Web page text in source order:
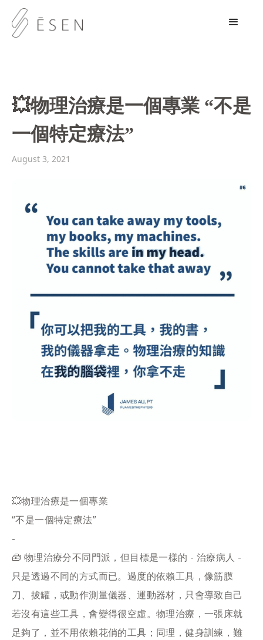
💥物理治療是一個專業 “不是
一個特定療法”
August 3, 2021
💥物理治療是一個專業
“不是一個特定療法”
-
🧰 物理治療分不同門派，但目標是一樣的 - 治療病人 -
只是透過不同的方式而已。過度的依賴工具，像筋膜
刀、拔罐，或動作測量儀器、運動器材，只會導致自己
若沒有這些工具，會變得很空虛。物理治療，一張床就
足夠了，並不用依賴花俏的工具；同理，健身訓練，難